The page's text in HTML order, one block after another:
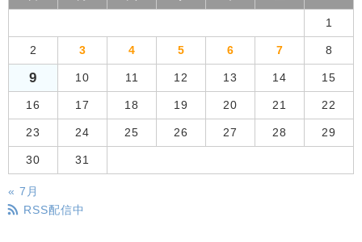
1
2 3 4 5 6 7 8
9 10 11 12 13 14 15
16 17 18 19 20 21 22
23 24 25 26 27 28 29
30 31
« 7月
RSS配信中